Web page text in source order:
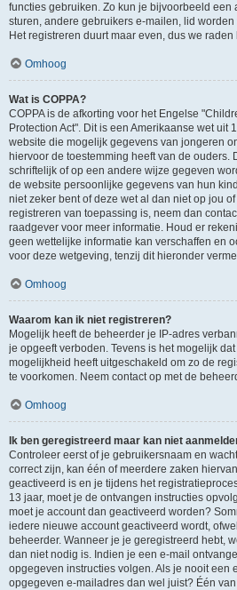
functies gebruiken. Zo kun je bijvoorbeeld een
sturen, andere gebruikers e-mailen, lid
Het registreren duurt maar even, dus we raden
Omhoog
Wat is COPPA?
COPPA is de afkorting voor het Engelse
Protection Act". Dit is een Amerikaanse wet uit
website die mogelijk gegevens van jongeren
hiervoor de toestemming heeft van de ouders.
schriftelijk of op een andere wijze gegeven
de website persoonlijke gegevens van hun
niet zeker bent of deze wet al dan niet op jou
registreren van toepassing is, neem dan
raadgever voor meer informatie. Houd er
geen wettelijke informatie kan verschaffen en
voor deze wetgeving, tenzij dit hieronder
Omhoog
Waarom kan ik niet registreren?
Mogelijk heeft de beheerder je IP-adres
je opgeeft verboden. Tevens is het mogelijk
mogelijkheid heeft uitgeschakeld om zo de
te voorkomen. Neem contact op met de
Omhoog
Ik ben geregistreerd maar kan niet
Controleer eerst of je gebruikersnaam en
correct zijn, kan één of meerdere zaken
geactiveerd is en je tijdens het
13 jaar, moet je de ontvangen instructies
moet je account dan geactiveerd worden?
iedere nieuwe account geactiveerd wordt,
beheerder. Wanneer je je geregistreerd hebt,
dan niet nodig is. Indien je een e-mail
opgegeven instructies volgen. Als je nooit een
opgegeven e-mailadres dan wel juist? Één